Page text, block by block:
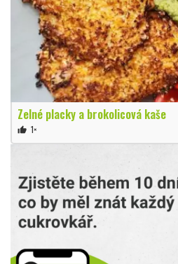
Zelné placky a brokolicová kaše
thumb_up 1×